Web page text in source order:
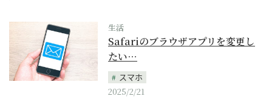
生活
Safariのブラウザアプリを変更し
たい…
スマホ
2025/2/21